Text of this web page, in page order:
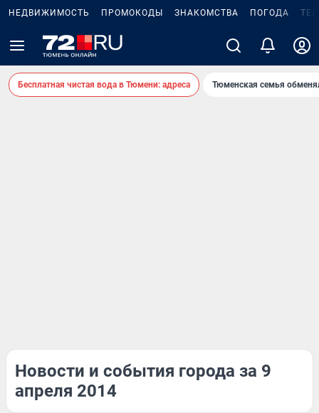
НЕДВИЖИМОСТЬ ПРОМОКОДЫ ЗНАКОМСТВА ПОГОДА
Бесплатная чистая вода в Тюмени: адреса Тюменская семья
Новости и события города за 9
апреля 2014